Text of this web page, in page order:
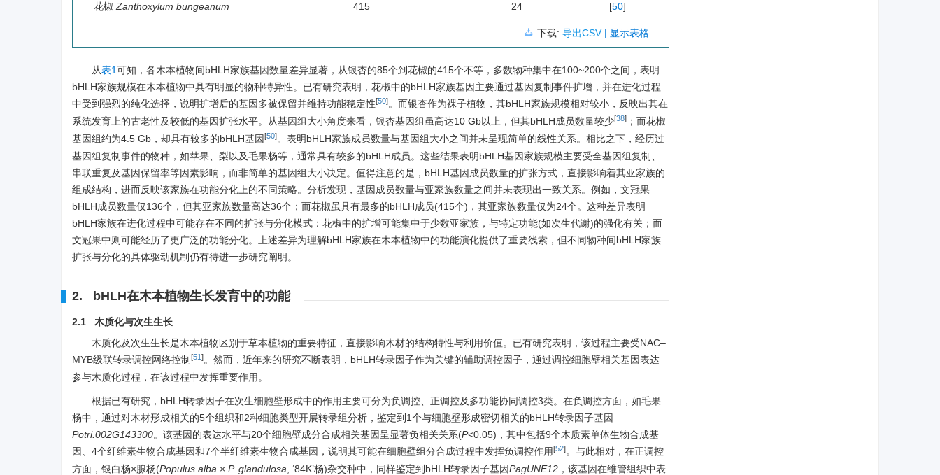
花椒 Zanthoxylum bungeanum 415 24 [50]
下载: 导出CSV | 显示表格
从表1可知，各木本植物间bHLH家族基因数量差异显著，从银杏的85个到花椒的415个不等，多数物种集中在100~200个之间，表明
bHLH家族规模在木本植物中具有明显的物种特异性。已有研究表明，花椒中的bHLH家族基因主要通过基因复制事件扩增，并在进化过程
中受到强烈的纯化选择，说明扩增后的基因多被保留并维持功能稳定性[50]。而银杏作为裸子植物，其bHLH家族规模相对较小，反映出其在
系统发育上的古老性及较低的基因扩张水平。从基因组大小角度来看，银杏基因组虽高达10 Gb以上，但其bHLH成员数量较少[38] ；而花椒
基因组约为4.5 Gb，却具有较多的bHLH基因[50]。表明bHLH家族成员数量与基因组大小之间并未呈现简单的线性关系。相比之下，经历过
基因组复制事件的物种，如苹果、梨以及毛果杨等，通常具有较多的bHLH成员。这些结果表明bHLH基因家族规模主要受全基因组复制、
串联重复及基因保留率等因素影响，而非简单的基因组大小决定。值得注意的是，bHLH基因成员数量的扩张方式，直接影响着其亚家族的
组成结构，进而反映该家族在功能分化上的不同策略。分析发现，基因成员数量与亚家族数量之间并未表现出一致关系。例如，文冠果
bHLH成员数量仅136个，但其亚家族数量高达36个；而花椒虽具有最多的bHLH成员(415个)，其亚家族数量仅为24个。这种差异表明
bHLH家族在进化过程中可能存在不同的扩张与分化模式：花椒中的扩增可能集中于少数亚家族，与特定功能(如次生代谢)的强化有关；而
文冠果中则可能经历了更广泛的功能分化。上述差异为理解bHLH家族在木本植物中的功能演化提供了重要线索，但不同物种间bHLH家族
扩张与分化的具体驱动机制仍有待进一步研究阐明。
2. bHLH在木本植物生长发育中的功能
2.1 木质化与次生生长
木质化及次生生长是木本植物区别于草本植物的重要特征，直接影响木材的结构特性与利用价值。已有研究表明，该过程主要受NAC–
MYB级联转录调控网络控制 [51]。然而，近年来的研究不断表明，bHLH转录因子作为关键的辅助调控因子，通过调控细胞壁相关基因表达
参与木质化过程，在该过程中发挥重要作用。
根据已有研究，bHLH转录因子在次生细胞壁形成中的作用主要可分为负调控、正调控及多功能协同调控3类。在负调控方面，如毛果
杨中，通过对木材形成相关的5个组织和2种细胞类型开展转录组分析，鉴定到1个与细胞壁形成密切相关的bHLH转录因子基因
Potri.002G143300。该基因的表达水平与20个细胞壁成分合成相关基因呈显著负相关关系(P<0.05)，其中包括9个木质素单体生物合成基
因、4个纤维素生物合成基因和7个半纤维素生物合成基因，说明其可能在细胞壁组分合成过程中发挥负调控作用[52]。与此相对，在正调控
方面，银白杨×腺杨(Populus alba × P. glandulosa , ‘84K’杨)杂交种中，同样鉴定到bHLH转录因子基因PagUNE12 ，该基因在维管组织中表